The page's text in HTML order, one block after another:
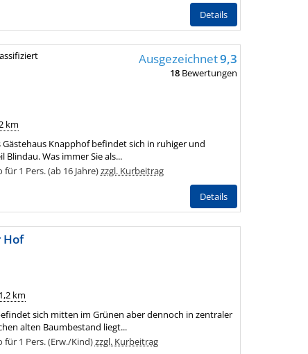
Details
Ausgezeichnet9,3
18 Bewertungen
km
Knapphof befindet sich in ruhiger und
Was immer Sie als...
1 Pers. (ab 16 Jahre)zzgl. Kurbeitrag
Details
Hof
km
sich mitten im Grünen aber dennoch in zentraler
alten Baumbestand liegt...
für 1 Pers. (Erw./Kind)zzgl. Kurbeitrag